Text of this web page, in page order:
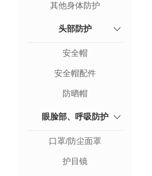
其他身体防护
头部防护
安全帽
安全帽配件
防晒帽
眼脸部、呼吸防护
口罩/防尘面罩
护目镜